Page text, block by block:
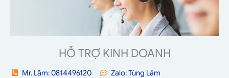
HỖ TRỢ KINH DOANH
Mr. Lâm: 0814496120 Zalo: Tùng Lâm